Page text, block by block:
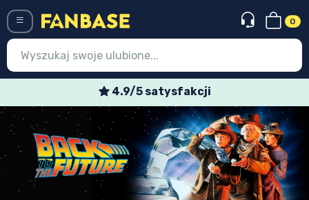
0
4.9/5 satysfakcji
Wejście Rejestracja
Najnowsze rzeczy
Oferty specjalne